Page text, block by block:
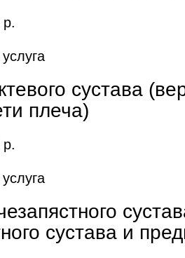
сустава
плеча)
сустава и